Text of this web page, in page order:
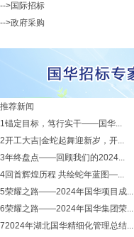
-->国际招标
-->政府采购
推荐新闻
1锚定目标，笃行实干——国华...
2开工大吉|金蛇起舞迎新岁，开...
3年终盘点——回顾我们的2024...
4回首辉煌历程 共绘蛇年蓝图—...
5荣耀之路——2024年国华项目成...
6荣耀之路——2024年国华集团荣...
72024年湖北国华精细化管理总结...